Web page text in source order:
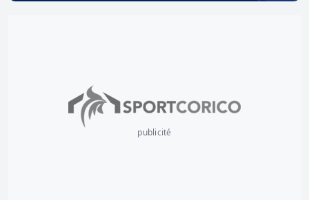
publicité